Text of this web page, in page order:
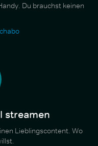
Du brauchst keinen
streamen
Lieblingscontent. Wo